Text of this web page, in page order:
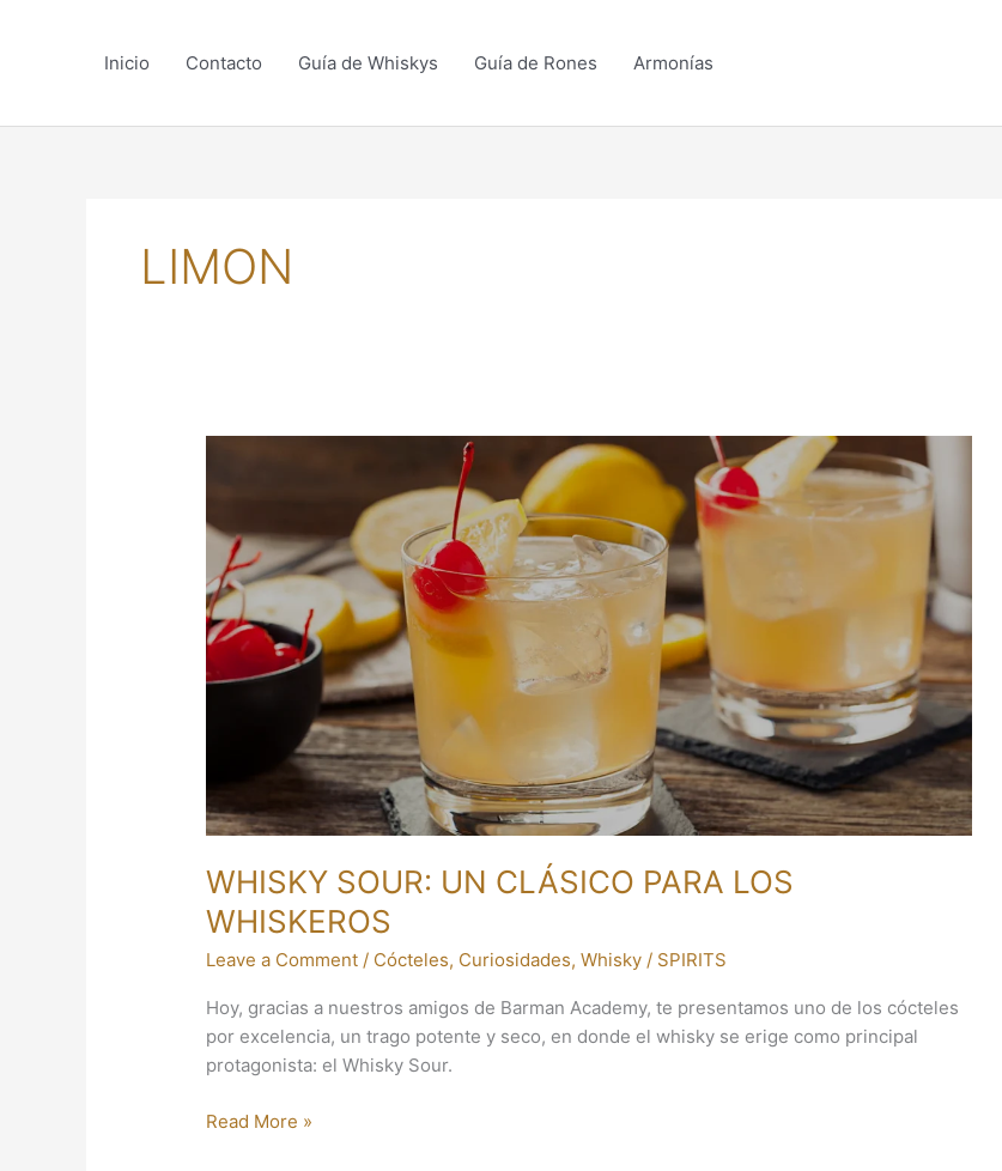
Inicio Contacto Guía de Whiskys Guía de Rones Armonías
LIMON
WHISKY SOUR: UN CLÁSICO PARA LOS
WHISKEROS
Leave a Comment / Cócteles, Curiosidades,Whisky / SPIRITS
Hoy, gracias a nuestros amigos de Barman Academy, te presentamos uno de los cócteles
por excelencia, un trago potente y seco, en donde el whisky se erige como principal
protagonista: el Whisky Sour.
CLÁSICO
PARA
LOS
WHISKEROS
Read More »